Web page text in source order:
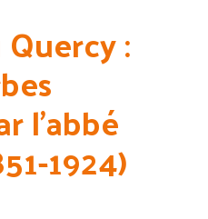
:
l’abbé
1924)